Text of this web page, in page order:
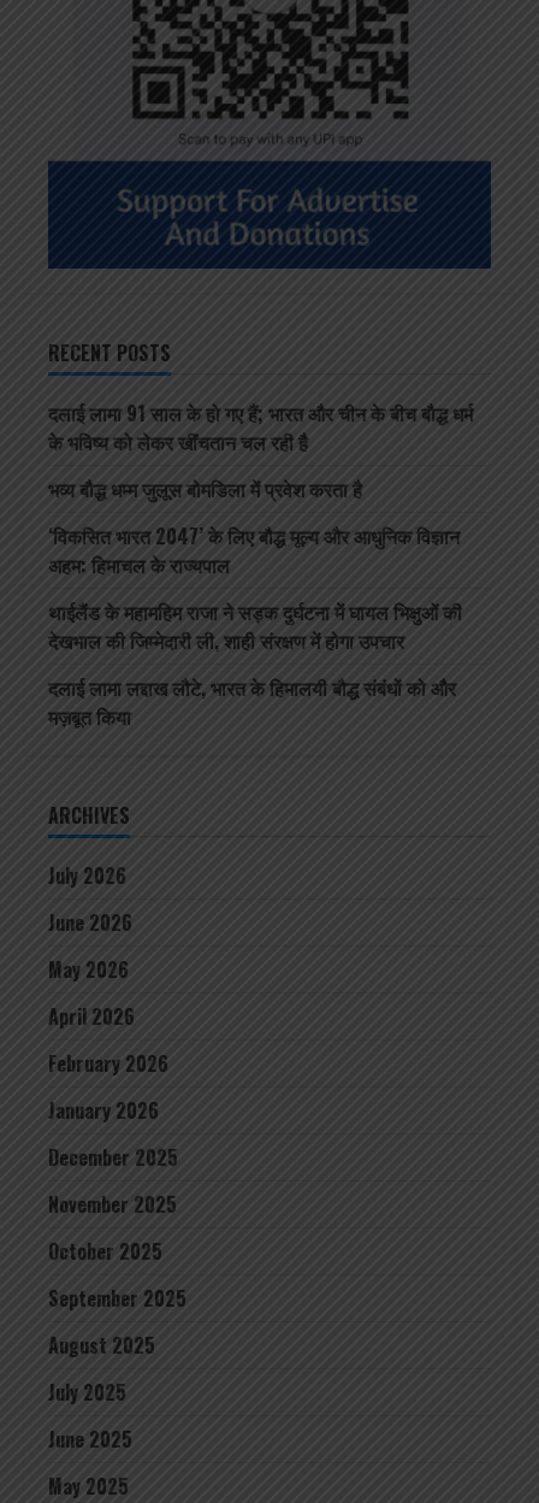
RECENT POSTS
दलाई लामा 91 साल के हो गए हैं; भारत और चीन के बीच बौद्ध धर्म
के भविष्य को लेकर खींचतान चल रही है
भव्य बौद्ध धम्म जुलूस बोमडिला में प्रवेश करता है
‘विकसित भारत 2047’ के लिए बौद्ध मूल्य और आधुनिक विज्ञान
अहम: हिमाचल के राज्यपाल
थाईलैंड के महामहिम राजा ने सड़क दुर्घटना में घायल भिक्षुओं की
देखभाल की जिम्मेदारी ली, शाही संरक्षण में होगा उपचार
दलाई लामा लद्दाख लौटे, भारत के हिमालयी बौद्ध संबंधों को और
मज़बूत किया
ARCHIVES
July 2026
June 2026
May 2026
April 2026
February 2026
January 2026
December 2025
November 2025
October 2025
September 2025
August 2025
July 2025
June 2025
May 2025